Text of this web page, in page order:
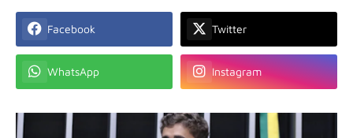
Facebook Twitter
WhatsApp Instagram